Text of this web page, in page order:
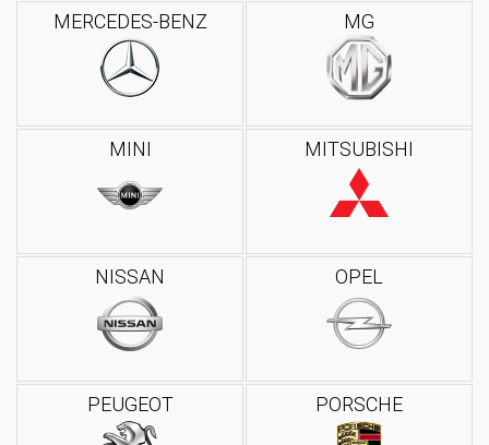
MERCEDES-BENZ MG
MINI MITSUBISHI
NISSAN OPEL
PEUGEOT PORSCHE